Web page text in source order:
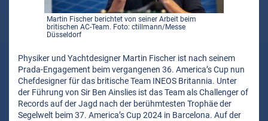
Martin Fischer berichtet von seiner Arbeit beim
britischen AC-Team. Foto: ctillmann/Messe
Düsseldorf
Physiker und Yachtdesigner Martin Fischer ist nach seinem
Prada-Engagement beim vergangenen 36. America’s Cup nun
Chefdesigner für das britische Team INEOS Britannia. Unter
der Führung von Sir Ben Ainslies ist das Team als Challenger of
Records auf der Jagd nach der berühmtesten Trophäe der
Segelwelt beim 37. America’s Cup 2024 in Barcelona. Auf der